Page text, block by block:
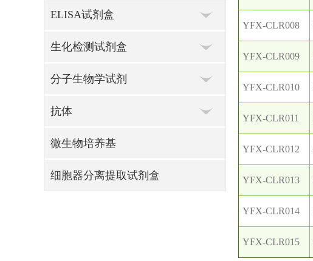
ELISA试剂盒
生化检测试剂盒
分子生物学试剂
抗体
微生物培养基
细胞器分离提取试剂盒
YFX-CLR008
YFX-CLR009
YFX-CLR010
YFX-CLR011
YFX-CLR012
YFX-CLR013
YFX-CLR014
YFX-CLR015